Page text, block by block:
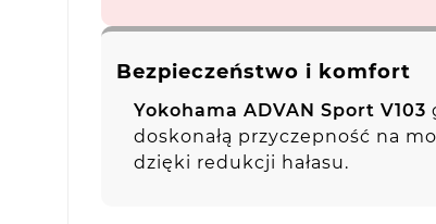
Bezpieczeństwo i komfort
Yokohama ADVAN Sport V103
doskonałą przyczepność na
dzięki redukcji hałasu.